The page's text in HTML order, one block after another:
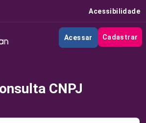
Acessibilidade
Acessar Cadastrar
CNPJ